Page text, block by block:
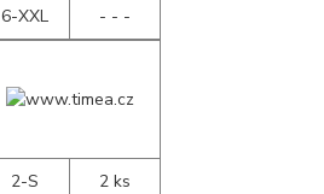
6-XXL
- - -
2-S
2 ks